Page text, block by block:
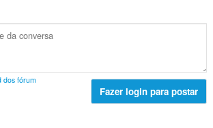
dos fórum
Fazer login para postar